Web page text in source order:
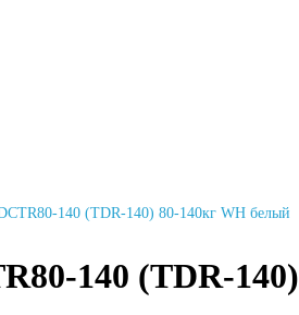
140 (TDR-140) 80-140кг WH белый
140 (TDR-